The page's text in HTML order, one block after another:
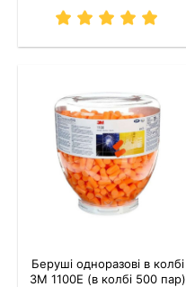
Беруші одноразові в колбі
3M 1100Е (в колбі 500 пар)